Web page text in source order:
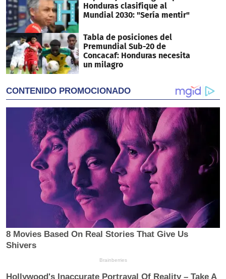
Honduras clasifique al
Mundial 2030: "Sería mentir"
Tabla de posiciones del
Premundial Sub-20 de
Concacaf: Honduras necesita
un milagro